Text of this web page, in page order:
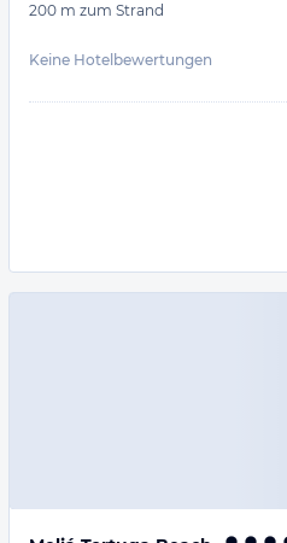
200 m zum Strand
Keine Hotelbewertungen